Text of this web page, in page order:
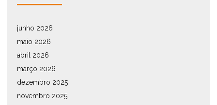
junho 2026
maio 2026
abril 2026
março 2026
dezembro 2025
novembro 2025